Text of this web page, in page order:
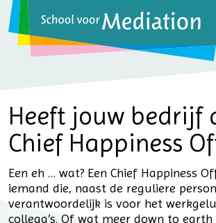
Heeft jouw bedrijf
Chief Happiness
Een eh … wat? Een Chief Happiness
iemand die, naast de reguliere
verantwoordelijk is voor het
collega’s. Of wat meer down to